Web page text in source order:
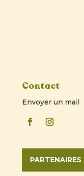
Contact
Envoyer un mail
PARTENAIRES